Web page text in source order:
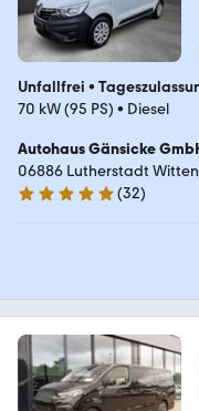
Unfallfrei •
70 kW (95 PS) • Diesel
Autohaus Gänsicke
06886 Lutherstadt
5 Sterne
(32)